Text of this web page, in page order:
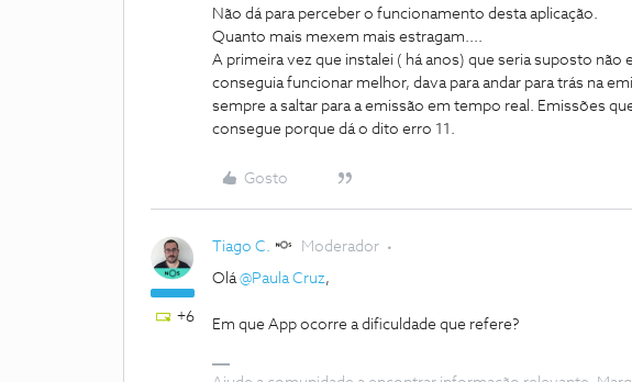
Não dá para perceber o funcionamento desta aplicação.
Quanto mais mexem mais estragam....
A primeira vez que instalei ( há anos) que seria suposto não
conseguia funcionar melhor, dava para andar para trás na
sempre a saltar para a emissão em tempo real. Emissões
consegue porque dá o dito erro 11.
Gosto
+6
Tiago C. Moderador
Olá@Paula Cruz,
Em que App ocorre a dificuldade que refere?